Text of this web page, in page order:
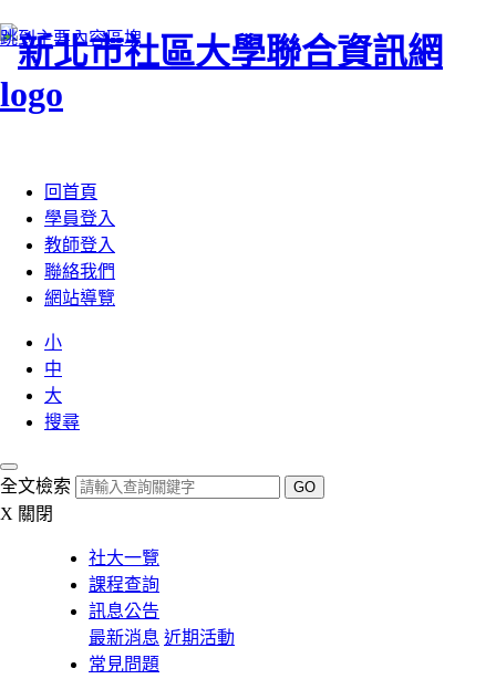
跳到主要內容區塊
回首頁
學員登入
教師登入
聯絡我們
網站導覽
小
中
大
搜尋
全文檢索 GO
X 關閉
社大一覽
課程查詢
訊息公告
最新消息 近期活動
常見問題